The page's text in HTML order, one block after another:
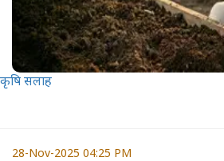
कृषि सलाह
28-Nov-2025 04:25 PM